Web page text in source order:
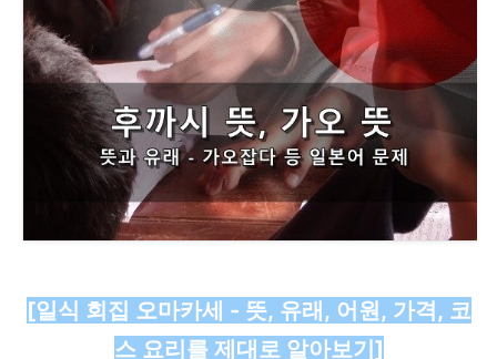
[일식 회집 오마카세 - 뜻, 유래, 어원, 가격, 코
스 요리를 제대로 알아보기]